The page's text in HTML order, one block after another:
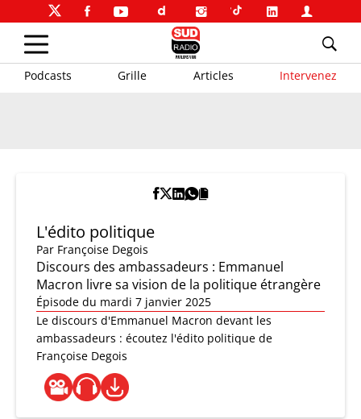
Podcasts Grille Articles Intervenez
L'édito politique
Par Françoise Degois
Discours des ambassadeurs : Emmanuel
Macron livre sa vision de la politique étrangère
Épisode du mardi 7 janvier 2025
Le discours d'Emmanuel Macron devant les
ambassadeurs : écoutez l'édito politique de
Françoise Degois